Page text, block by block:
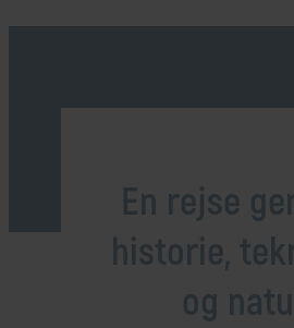
En rejse
historie,
og